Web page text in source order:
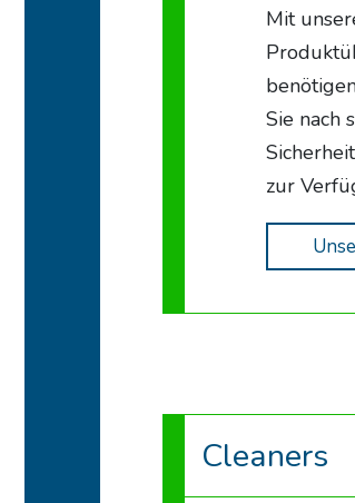
Mit
Sie nach
zur
Cleaners